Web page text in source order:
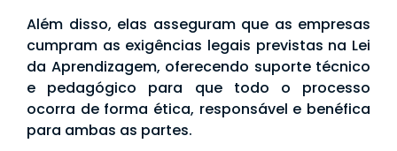
Além disso, elas asseguram que as empresas
cumpram as exigências legais previstas na Lei
da Aprendizagem, oferecendo suporte técnico
e pedagógico para que todo o processo
ocorra de forma ética, responsável e benéfica
para ambas as partes.